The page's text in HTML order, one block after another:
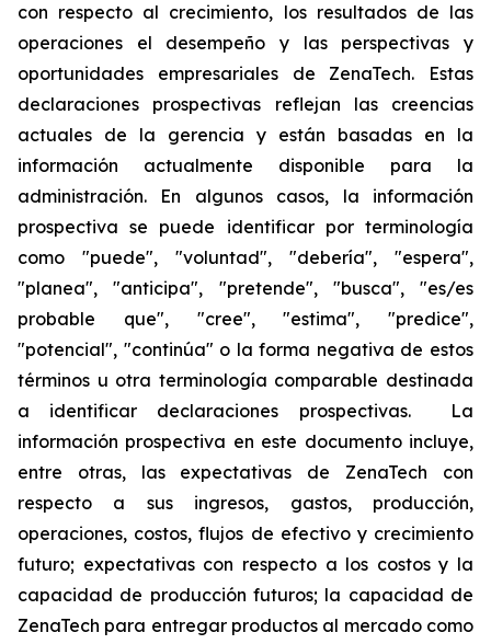
con respecto al crecimiento, los resultados de las
operaciones el desempeño y las perspectivas y
oportunidades empresariales de ZenaTech. Estas
declaraciones prospectivas reflejan las creencias
actuales de la gerencia y están basadas en la
información actualmente disponible para la
administración. En algunos casos, la información
prospectiva se puede identificar por terminología
como "puede", "voluntad", "debería", "espera",
"planea", "anticipa", "pretende", "busca", "es/es
probable que", "cree", "estima", "predice",
"potencial", "continúa" o la forma negativa de estos
términos u otra terminología comparable destinada
a identificar declaraciones prospectivas. La
información prospectiva en este documento incluye,
entre otras, las expectativas de ZenaTech con
respecto a sus ingresos, gastos, producción,
operaciones, costos, flujos de efectivo y crecimiento
futuro; expectativas con respecto a los costos y la
capacidad de producción futuros; la capacidad de
ZenaTech para entregar productos al mercado como